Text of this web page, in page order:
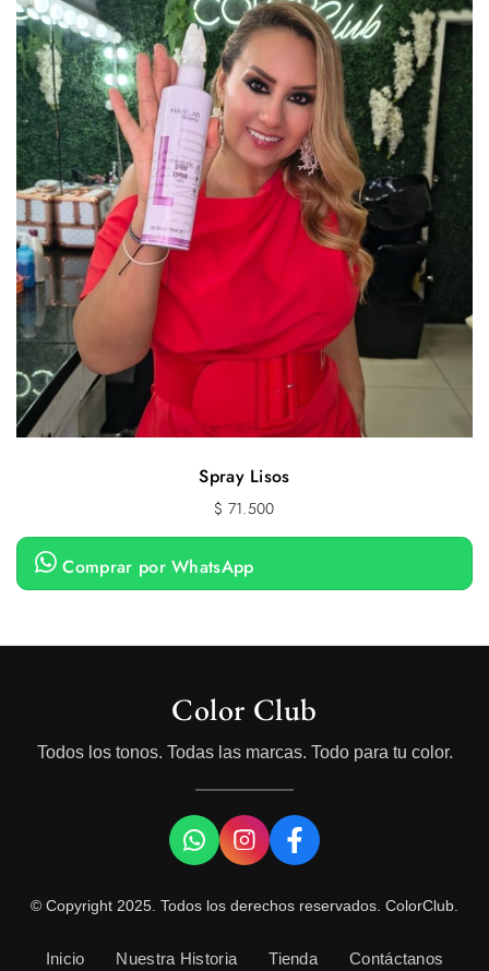
Spray Lisos
$ 71.500
Comprar por WhatsApp
Color Club
Todos los tonos. Todas las marcas. Todo para tu color.
© Copyright 2025. Todos los derechos reservados. ColorClub.
Inicio Nuestra Historia Tienda Contáctanos